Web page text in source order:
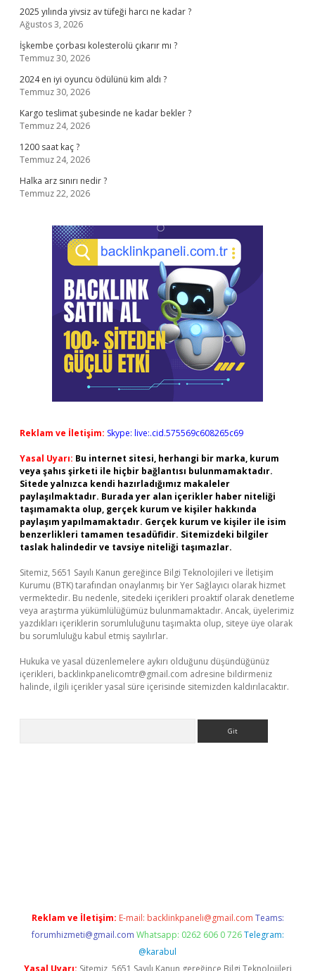
2025 yılında yivsiz av tüfeği harcı ne kadar ?
Ağustos 3, 2026
İşkembe çorbası kolesterolü çıkarır mı ?
Temmuz 30, 2026
2024 en iyi oyuncu ödülünü kim aldı ?
Temmuz 30, 2026
Kargo teslimat şubesinde ne kadar bekler ?
Temmuz 24, 2026
1200 saat kaç ?
Temmuz 24, 2026
Halka arz sınırı nedir ?
Temmuz 22, 2026
Reklam ve İletişim: Skype: live:.cid.575569c608265c69
Yasal Uyarı: Bu internet sitesi, herhangi bir marka, kurum
veya şahıs şirketi ile hiçbir bağlantısı bulunmamaktadır.
Sitede yalnızca kendi hazırladığımız makaleler
paylaşılmaktadır. Burada yer alan içerikler haber niteliği
taşımamakta olup, gerçek kurum ve kişiler hakkında
paylaşım yapılmamaktadır. Gerçek kurum ve kişiler ile isim
benzerlikleri tamamen tesadüfidir. Sitemizdeki bilgiler
taslak halindedir ve tavsiye niteliği taşımazlar.
Sitemiz, 5651 Sayılı Kanun gereğince Bilgi Teknolojileri ve İletişim
Kurumu (BTK) tarafından onaylanmış bir Yer Sağlayıcı olarak hizmet
vermektedir. Bu nedenle, sitedeki içerikleri proaktif olarak denetleme
veya araştırma yükümlülüğümüz bulunmamaktadır. Ancak, üyelerimiz
yazdıkları içeriklerin sorumluluğunu taşımakta olup, siteye üye olarak
bu sorumluluğu kabul etmiş sayılırlar.
Hukuka ve yasal düzenlemelere aykırı olduğunu düşündüğünüz
içerikleri, backlinkpanelicomtr@gmail.com adresine bildirmeniz
halinde, ilgili içerikler yasal süre içerisinde sitemizden kaldırılacaktır.
Reklam ve İletişim: E-mail: backlinkpaneli@gmail.com Teams:
forumhizmeti@gmail.com Whatsapp: 0262 606 0 726 Telegram:
@karabul
Yasal Uyarı: Sitemiz, 5651 Sayılı Kanun gereğince Bilgi Teknolojileri